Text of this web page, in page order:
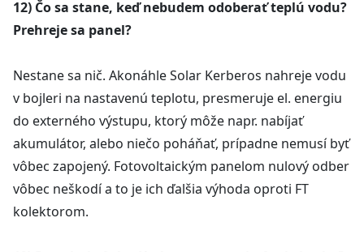
12) Čo sa stane, keď nebudem odoberať teplú vodu?
Prehreje sa panel?
Nestane sa nič. Akonáhle Solar Kerberos nahreje vodu
v bojleri na nastavenú teplotu, presmeruje el. energiu
do externého výstupu, ktorý môže napr. nabíjať
akumulátor, alebo niečo poháňať, prípadne nemusí byť
vôbec zapojený. Fotovoltaickým panelom nulový odber
vôbec neškodí a to je ich ďalšia výhoda oproti FT
kolektorom.